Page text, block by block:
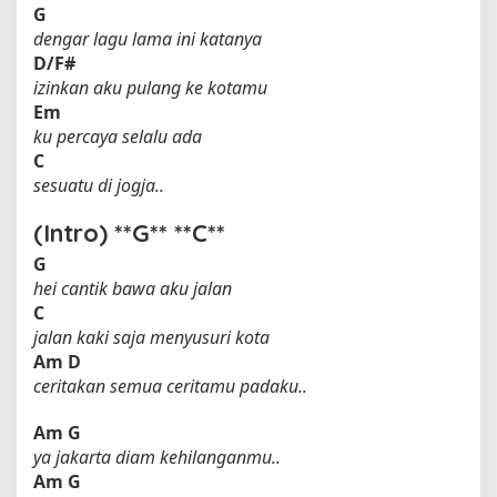
G
dengar lagu lama ini katanya
D/F#
izinkan aku pulang ke kotamu
Em
ku percaya selalu ada
C
sesuatu di jogja..
(Intro) **G** **C**
G
hei cantik bawa aku jalan
C
jalan kaki saja menyusuri kota
Am D
ceritakan semua ceritamu padaku..
Am G
ya jakarta diam kehilanganmu..
Am G